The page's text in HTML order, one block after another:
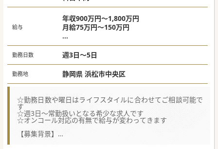
給与
年収900万円～1,800万円
月給75万円～150万円
オンコールありの場合
・週5日勤務の場合 1,800万円
・週4日勤務の場合 1,500万円
・週3日勤務の場合 1,200万円
・週5日勤務の場合 1,400万円
・週4日勤務の場合 1,100万円
・週3日勤務の場合 900万円
勤務日数 週3日～5日
勤務地 静岡県 浜松市中央区
☆勤務日数や曜日はライフスタイルに合わせてご相談可能で
す
☆週3日～常勤扱いとなる希少な求人です
☆オンコール対応の有無で給与が変わってきます
【募集背景】
■地域における患者数の持続的な増加に伴い、新たな常勤医